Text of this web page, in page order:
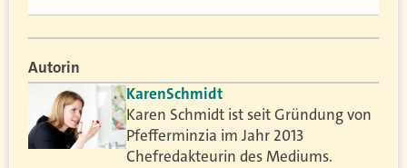
Autorin
KarenSchmidt
Karen Schmidt ist seit Gründung von
Pfefferminzia im Jahr 2013
Chefredakteurin des Mediums.